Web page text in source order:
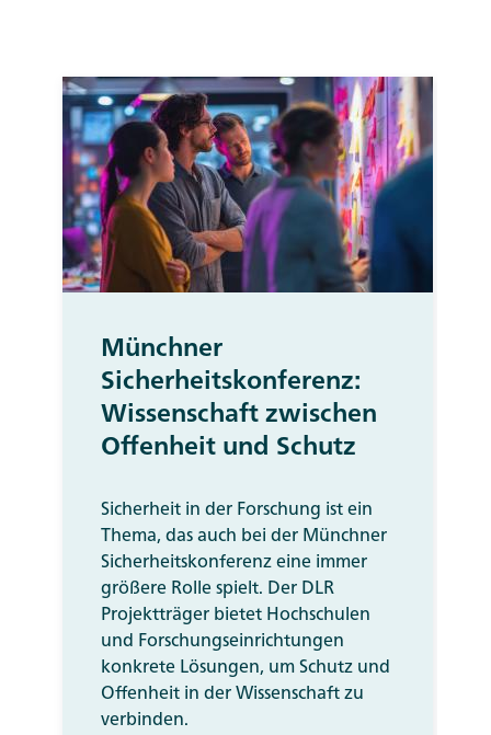
Münchner
Sicherheitskonferenz:
Wissenschaft zwischen
Offenheit und Schutz
Sicherheit in der Forschung ist ein
Thema, das auch bei der Münchner
Sicherheitskonferenz eine immer
größere Rolle spielt. Der DLR
Projektträger bietet Hochschulen
und Forschungseinrichtungen
konkrete Lösungen, um Schutz und
Offenheit in der Wissenschaft zu
verbinden.